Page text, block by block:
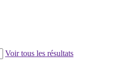
Voir tous les résultats